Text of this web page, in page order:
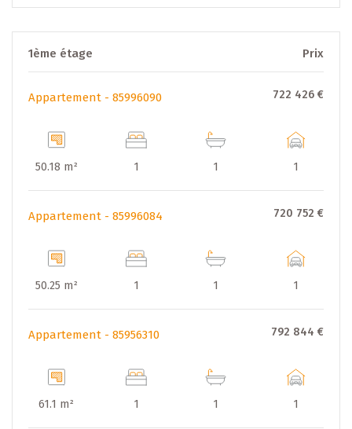
1ème étage Prix
Appartement - 85996090 722 426 €
50.18 m² 1 1 1
Appartement - 85996084 720 752 €
50.25 m² 1 1 1
Appartement - 85956310 792 844 €
61.1 m² 1 1 1